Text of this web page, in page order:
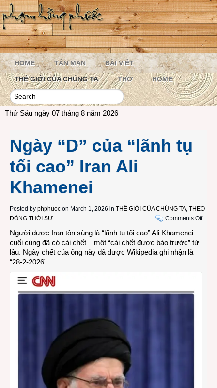
HOME TẢN MẠN BÀI VIẾT
THẾ GIỚI CỦA CHÚNG TA THƠ HOME
Thứ Sáu ngày 07 tháng 8 năm 2026
Ngày “D” của “lãnh tụ
tối cao” Iran Ali
Khamenei
Posted by phphuoc on March 1, 2026 in THẾ GIỚI CỦA CHÚNG TA, THEO
DÒNG THỜI SỰ
Comments Offon
Người được Iran tôn sùng là “lãnh tụ tối cao”Ali Khamenei
cuối cùng đã có cái chết – một “cái chết được báo trước” từ
lâu. Ngày chết của ông này đã được Wikipedia ghi nhận là
“28-2-2026”.